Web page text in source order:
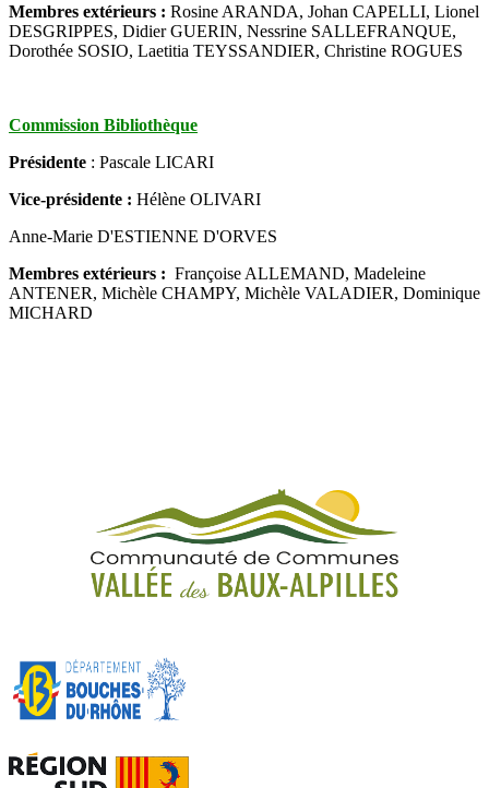
Membres extérieurs : Rosine ARANDA, Johan CAPELLI, Lionel
DESGRIPPES, Didier GUERIN, Nessrine SALLEFRANQUE,
Dorothée SOSIO, Laetitia TEYSSANDIER, Christine ROGUES
Commission Bibliothèque
Présidente : Pascale LICARI
Vice-présidente : Hélène OLIVARI
Anne-Marie D'ESTIENNE D'ORVES
Membres extérieurs : Françoise ALLEMAND, Madeleine
ANTENER, Michèle CHAMPY, Michèle VALADIER, Dominique
MICHARD